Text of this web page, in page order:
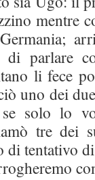
mentre
di parlare
li fece
uno dei
solo lo
tre dei
di tentativo